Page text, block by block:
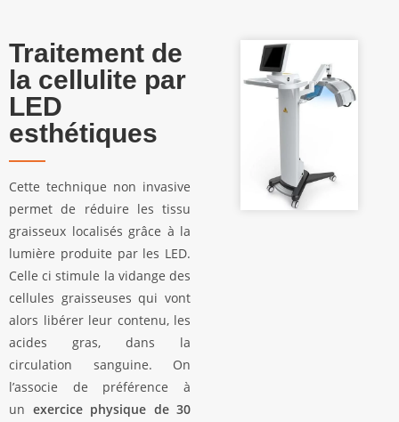
Traitement de
la cellulite par
LED
esthétiques
Cette technique non invasive
permet de réduire les tissu
graisseux localisés grâce à la
lumière produite par les LED.
Celle ci stimule la vidange des
cellules graisseuses qui vont
alors libérer leur contenu, les
acides gras, dans la
circulation sanguine. On
l’associe de préférence à
un exercice physique de 30